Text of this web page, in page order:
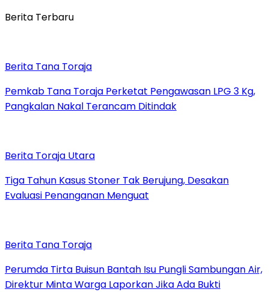
Berita Terbaru
Berita Tana Toraja
Pemkab Tana Toraja Perketat Pengawasan LPG 3 Kg,
Pangkalan Nakal Terancam Ditindak
Berita Toraja Utara
Tiga Tahun Kasus Stoner Tak Berujung, Desakan
Evaluasi Penanganan Menguat
Berita Tana Toraja
Perumda Tirta Buisun Bantah Isu Pungli Sambungan Air,
Direktur Minta Warga Laporkan Jika Ada Bukti